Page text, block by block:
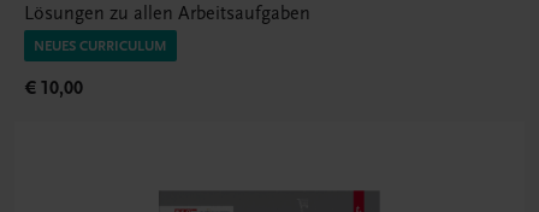
Lösungen zu allen Arbeitsaufgaben
NEUES CURRICULUM
€ 10,00